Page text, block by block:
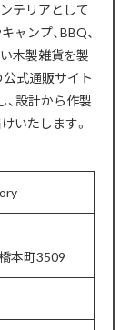
テリアとして
ャンプ、BBQ、
木製雑貨を製
公式通販サイト
設計から作製
いたします。
本町3509